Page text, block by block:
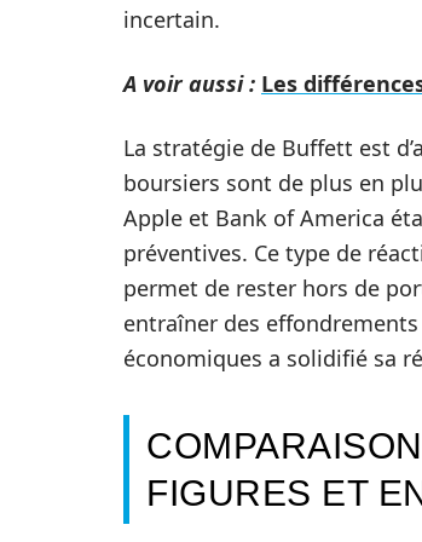
incertain.
A voir aussi : Les
La stratégie de Buffett est
boursiers sont de plus en
Apple et Bank of America
préventives. Ce type de
permet de rester hors de
entraîner des
économiques a solidifié sa
FIGURES ET